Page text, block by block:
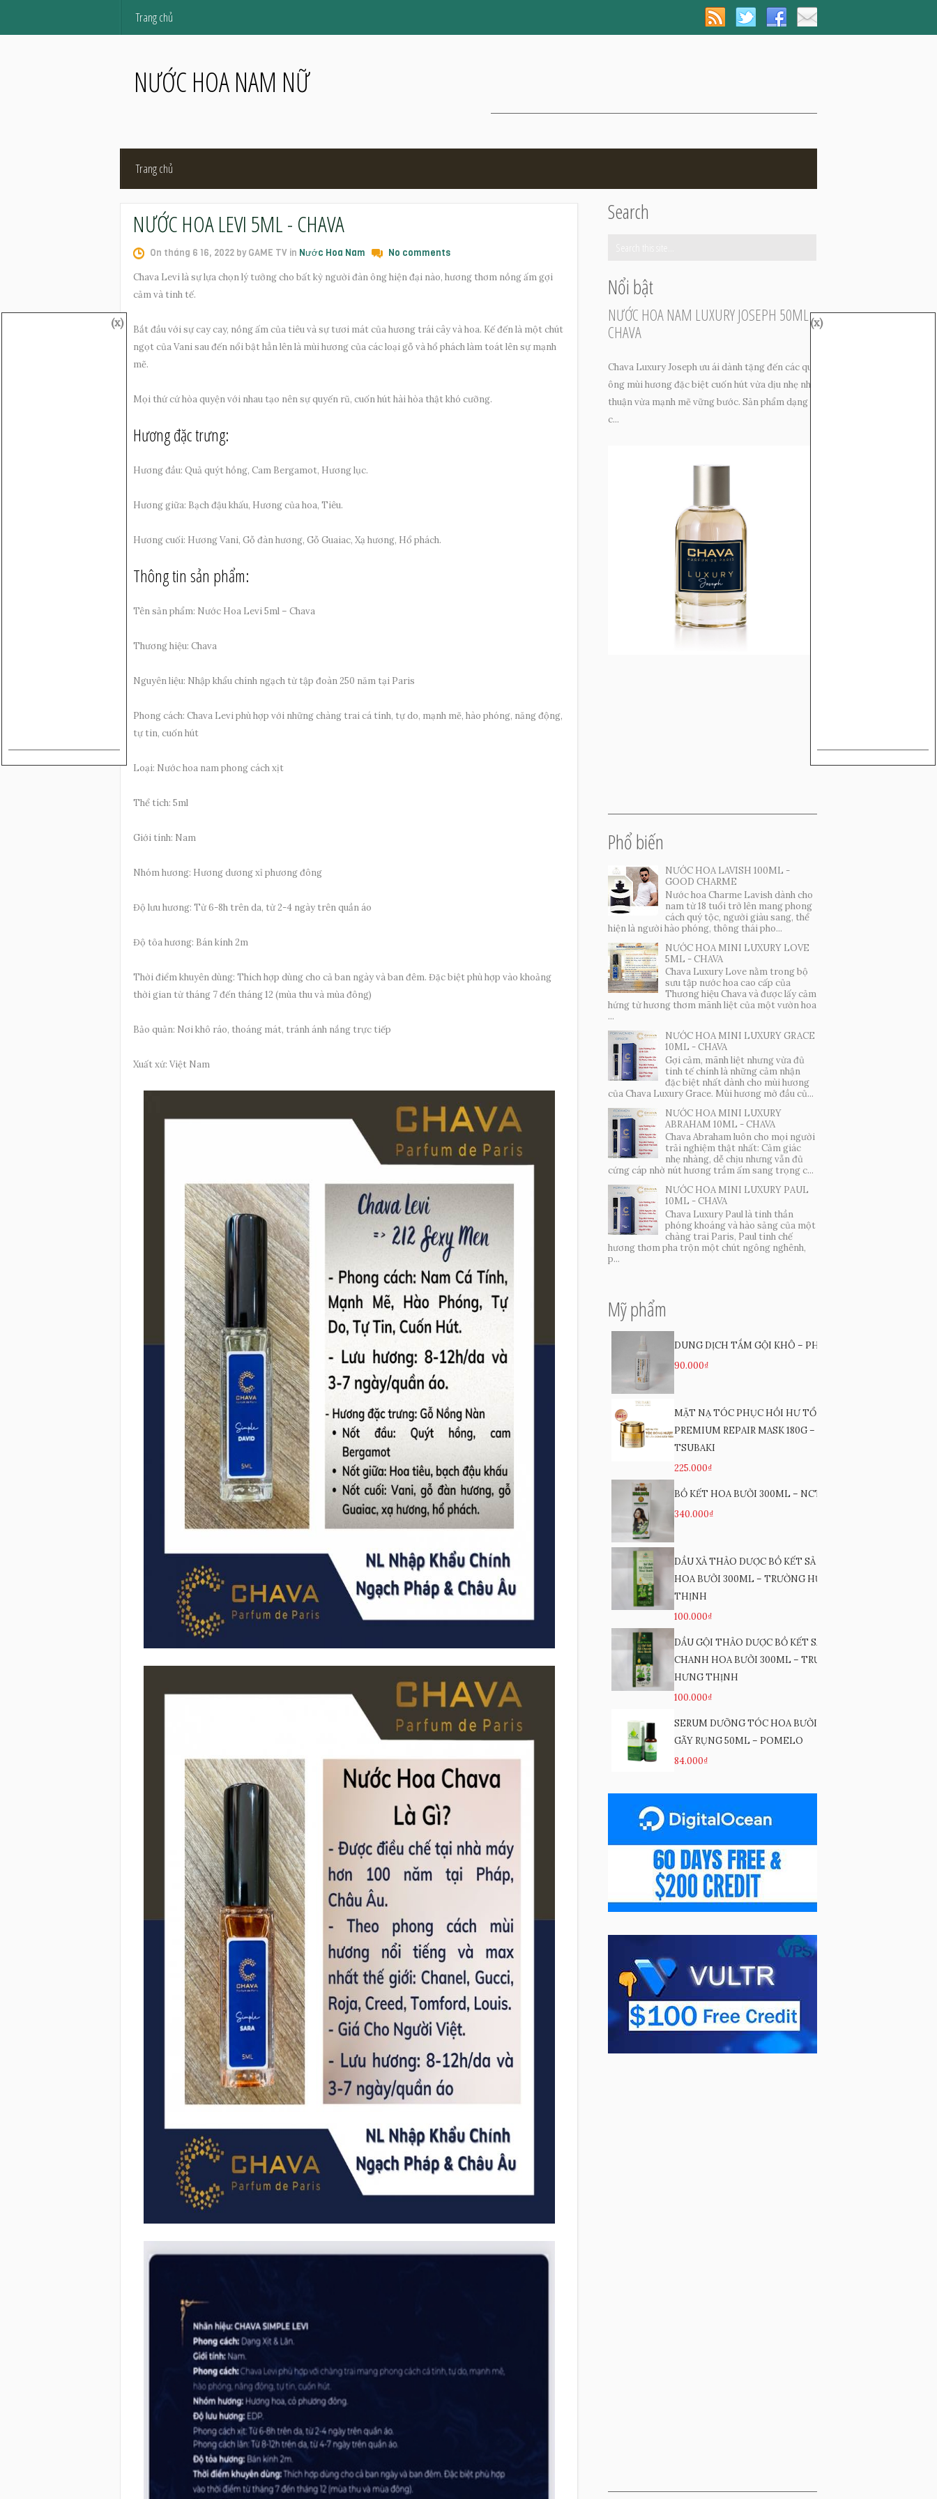
Trang chủ
NƯỚC HOA NAM NỮ
Trang chủ
NƯỚC HOA LEVI 5ML - CHAVA
On tháng 6 16, 2022 by GAME TV in Nước Hoa Nam No comments
Chava Levi là sự lựa chọn lý tưởng cho bất kỳ người đàn ông hiện đại nào, hương thơm nồng ấm gợi
cảm và tinh tế.
Bắt đầu với sự cay cay, nồng ấm của tiêu và sự tươi mát của hương trái cây và hoa. Kế đến là một chút
ngọt của Vani sau đến nổi bật hẳn lên là mùi hương của các loại gỗ và hổ phách làm toát lên sự mạnh
mẽ.
Mọi thứ cứ hòa quyện với nhau tạo nên sự quyến rũ, cuốn hút hài hòa thật khó cưỡng.
Hương đặc trưng:
Hương đầu: Quả quýt hồng, Cam Bergamot, Hương lục.
Hương giữa: Bạch đậu khấu, Hương của hoa, Tiêu.
Hương cuối: Hương Vani, Gỗ đàn hương, Gỗ Guaiac, Xạ hương, Hổ phách.
Thông tin sản phẩm:
Tên sản phẩm: Nước Hoa Levi 5ml – Chava
Thương hiệu: Chava
Nguyên liệu: Nhập khẩu chính ngạch từ tập đoàn 250 năm tại Paris
Phong cách: Chava Levi phù hợp với những chàng trai cá tính, tự do, mạnh mẽ, hào phóng, năng động,
tự tin, cuốn hút
Loại: Nước hoa nam phong cách xịt
Thể tích: 5ml
Giới tính: Nam
Nhóm hương: Hương dương xỉ phương đông
Độ lưu hương: Từ 6-8h trên da, từ 2-4 ngày trên quần áo
Độ tỏa hương: Bán kính 2m
Thời điểm khuyên dùng: Thích hợp dùng cho cả ban ngày và ban đêm. Đặc biệt phù hợp vào khoảng
thời gian từ tháng 7 đến tháng 12 (mùa thu và mùa đông)
Bảo quản: Nơi khô ráo, thoáng mát, tránh ánh nắng trực tiếp
Xuất xứ: Việt Nam
Search
Nổi bật
NƯỚC HOA NAM LUXURY JOSEPH 50ML -
CHAVA
Chava Luxury Joseph ưu ái dành tặng đến các quý
ông mùi hương đặc biệt cuốn hút vừa dịu nhẹ nhu
thuận vừa mạnh mẽ vững bước. Sản phẩm dạng
c...
Phổ biến
NƯỚC HOA LAVISH 100ML -
GOOD CHARME
Nước hoa Charme Lavish dành cho
nam từ 18 tuổi trở lên mang phong
cách quý tộc, người giàu sang, thể
hiện là người hào phóng, thông thái pho...
NƯỚC HOA MINI LUXURY LOVE
5ML - CHAVA
Chava Luxury Love nằm trong bộ
sưu tập nước hoa cao cấp của
Thương hiệu Chava và được lấy cảm
hứng từ hương thơm mãnh liệt của một vườn hoa
...
NƯỚC HOA MINI LUXURY GRACE
10ML - CHAVA
Gợi cảm, mãnh liệt nhưng vừa đủ
tinh tế chính là những cảm nhận
đặc biệt nhất dành cho mùi hương
của Chava Luxury Grace. Mùi hương mở đầu củ...
NƯỚC HOA MINI LUXURY
ABRAHAM 10ML - CHAVA
Chava Abraham luôn cho mọi người
trải nghiệm thật nhất: Cảm giác
nhẹ nhàng, dễ chịu nhưng vẫn đủ
cứng cáp nhờ nút hương trầm ấm sang trọng c...
NƯỚC HOA MINI LUXURY PAUL
10ML - CHAVA
Chava Luxury Paul là tinh thần
phóng khoáng và hào sảng của một
chàng trai Paris, Paul tinh chế
hương thơm pha trộn một chút ngông nghênh,
p...
Mỹ phẩm
DUNG DỊCH TẮM GỘI KHÔ – PH
90.000₫
MẶT NẠ TÓC PHỤC HỒI HƯ TỔN
PREMIUM REPAIR MASK 180G –
TSUBAKI
225.000₫
BỒ KẾT HOA BƯỞI 300ML – NCT3
340.000₫
DẦU XẢ THẢO DƯỢC BỒ KẾT SẢ CHANH
HOA BƯỞI 300ML – TRƯỜNG HƯNG
THỊNH
100.000₫
DẦU GỘI THẢO DƯỢC BỒ KẾT SẢ
CHANH HOA BƯỞI 300ML – TRƯỜNG
HƯNG THỊNH
100.000₫
SERUM DƯỠNG TÓC HOA BƯỞI GIẢM
GÃY RỤNG 50ML – POMELO
84.000₫
(x) (x)